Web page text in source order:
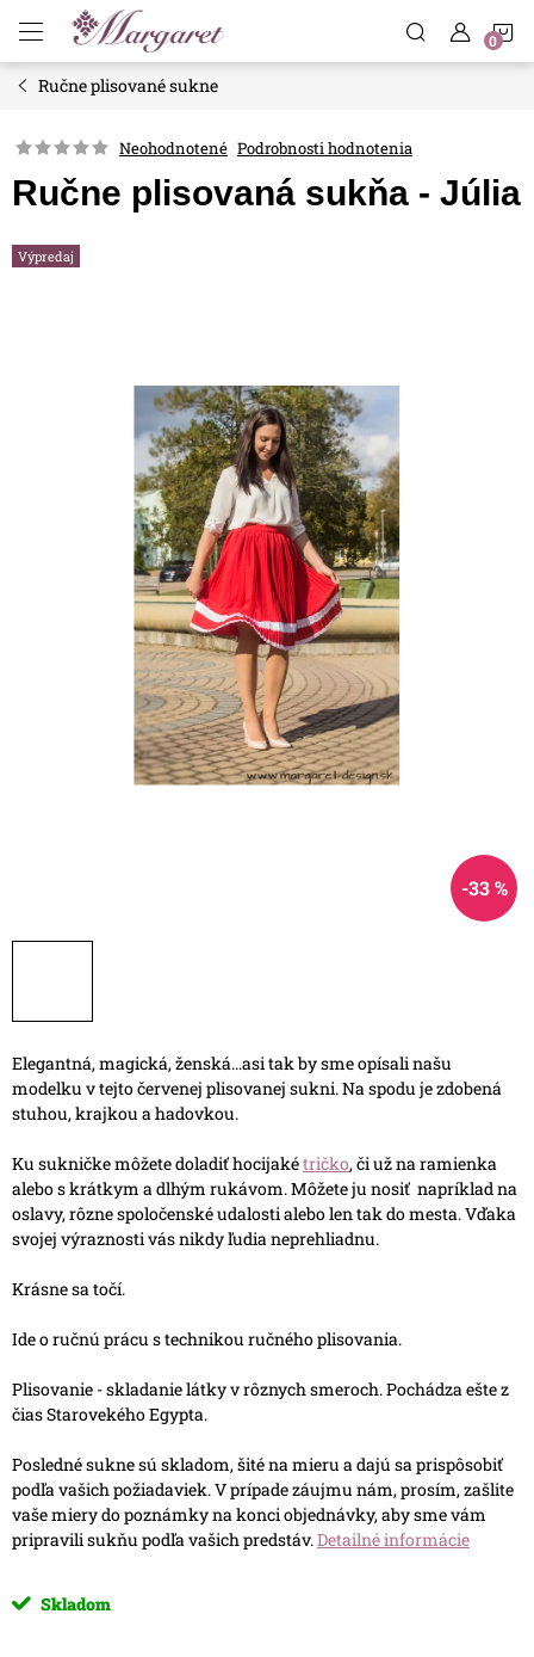
obsah
Ručne plisované sukne
Neohodnotené Podrobnosti hodnotenia
Ručne plisovaná sukňa - Júlia
Výpredaj
-33 %
Elegantná, magická, ženská…asi tak by sme opísali našu
modelku v tejto červenej plisovanej sukni. Na spodu je zdobená
stuhou, krajkou a hadovkou.
Ku sukničke môžete doladiť hocijakétričko, či už na ramienka
alebo s krátkym a dlhým rukávom. Môžete ju nosiť napríklad na
oslavy, rôzne spoločenské udalosti alebo len tak do mesta. Vďaka
svojej výraznosti vás nikdy ľudia neprehliadnu.
Krásne sa točí.
Ide o ručnú prácu s technikou ručného plisovania.
Plisovanie - skladanie látky v rôznych smeroch. Pochádza ešte z
čias Starovekého Egypta.
Posledné sukne sú skladom, šité na mieru a dajú sa prispôsobiť
podľa vašich požiadaviek. V prípade záujmu nám, prosím, zašlite
vaše miery do poznámky na konci objednávky, aby sme vám
pripravili sukňu podľa vašich predstáv.Detailné informácie
Skladom